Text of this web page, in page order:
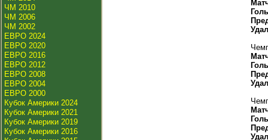
ЧМ 2010
ЧМ 2006
ЧМ 2002
ЕВРО 2024
ЕВРО 2020
ЕВРО 2016
ЕВРО 2012
ЕВРО 2008
ЕВРО 2004
ЕВРО 2000
Кубок Америки 2024
Кубок Америки 2021
Кубок Америки 2019
Кубок Америки 2016